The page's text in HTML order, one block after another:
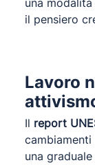
una
il pensiero
Lavoro
Il report
una